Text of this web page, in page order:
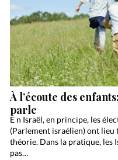
À l’écoute des
parle
E n Israël, en principe, les
(Parlement israélien) ont lieu
théorie. Dans la pratique, les
pas…